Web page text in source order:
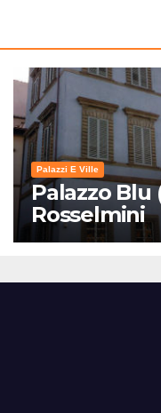
Palazzi E Ville
Palazzo Blu
Rosselmini
Gualandi) –
Visita